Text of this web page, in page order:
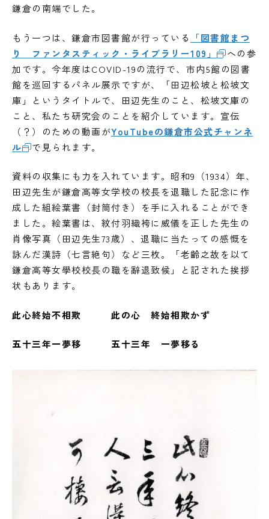
鎌倉の南端でした。
もう一つは、鎌倉市図書館が行っている
「図書館まつ
り ファンタスティック・ライブラリー109」
への参
加です。今年度はCOVID-19の流行で、市内5館の図書
館を巡回するパネル展示ですが、「田辺松坡と松坡文
庫」というタイトルで、田辺先生のこと、松坡文庫の
こと、私たち研究会のことを紹介しています。宣伝
（？）のための動画がYouTubeの鎌倉市公式チャンネ
ル
で見られます。
資料の収集にも力を入れています。昭和9（1934）年、
田辺先生が鎌倉高等女学校の校長を退職した記念に作
成した組絵葉書（封筒付き）を手に入れることができ
ました。絵葉書は、紋付羽織袴に威儀を正した先生の
肖像写真（田辺先生73歳）、退職に当たっての感慨を
詠んだ漢詩（七言絶句）など三枚。「老齢之故を以て
鎌倉高等女學校校長の職を辭退致候」と記された挨拶
状もあります。
此心終始不相欺 此の心 終始相欺かず
五十三年一夢移 五十三年 一夢移る